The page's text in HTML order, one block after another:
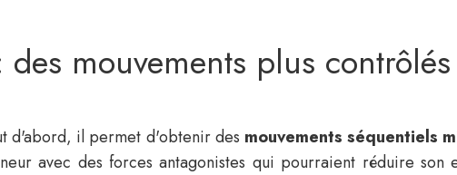
mouvements plus
d'abord, il permet d'obtenir des mouvements séquentiels
avec des forces antagonistes qui pourraient réduire son